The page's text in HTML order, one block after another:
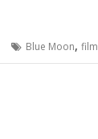
Blue Moon, film